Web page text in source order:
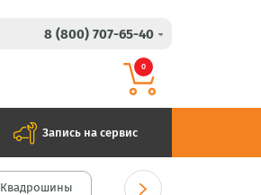
8 (800) 707-65-40
0
Запись на сервис
Квадрошины